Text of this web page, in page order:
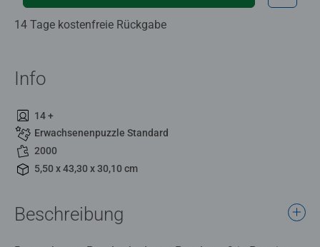
14 Tage kostenfreie Rückgabe
Info
14 +
Erwachsenenpuzzle Standard
2000
5,50 x 43,30 x 30,10 cm
Beschreibung